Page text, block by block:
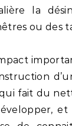
la
ou des
qui fait du
et